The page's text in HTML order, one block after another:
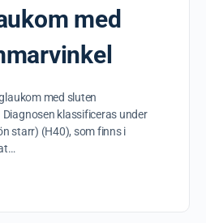
med
med sluten
klassificeras under
starr) (H40), som finns i